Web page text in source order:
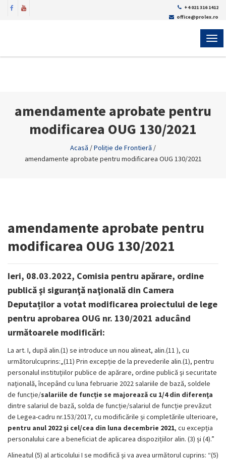
+4 021 316 1412
office@prolex.ro
amendamente aprobate pentru
modificarea OUG 130/2021
Acasă /Poliție de Frontieră /
amendamente aprobate pentru modificarea OUG 130/2021
amendamente aprobate pentru
modificarea OUG 130/2021
Ieri, 08.03.2022, Comisia pentru apărare, ordine
publică şi siguranţă naţională din Camera
Deputaților a votat modificarea proiectului de lege
pentru aprobarea OUG nr. 130/2021 aducând
următoarele modificări:
La art. I, după alin.(1) se introduce un nou alineat, alin.(11 ), cu
următorulcuprins:„(11) Prin excepție de la prevederile alin.(1), pentru
personalul instituţiilor publice de apărare, ordine publică şi securitate
naţională, începând cu luna februarie 2022 salariile de bază, soldele
de funcție/salariile de funcție se majorează cu 1/4 din diferenţa
dintre salariul de bază, solda de funcție/salariul de funcție prevăzut
de Legea-cadru nr.153/2017, cu modificările și completările ulterioare,
pentru anul 2022 şi cel/cea din luna decembrie 2021, cu excepția
personalului care a beneficiat de aplicarea dispozițiilor alin. (3) și (4).”
Alineatul (5) al articolului I se modifică și va avea următorul cuprins: “(5)